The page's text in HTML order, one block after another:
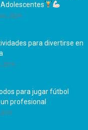
2024
para divertirse en
2019
para jugar fútbol
profesional